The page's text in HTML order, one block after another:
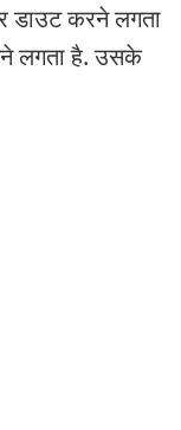
डाउट करने लगता
लगता है. उसके